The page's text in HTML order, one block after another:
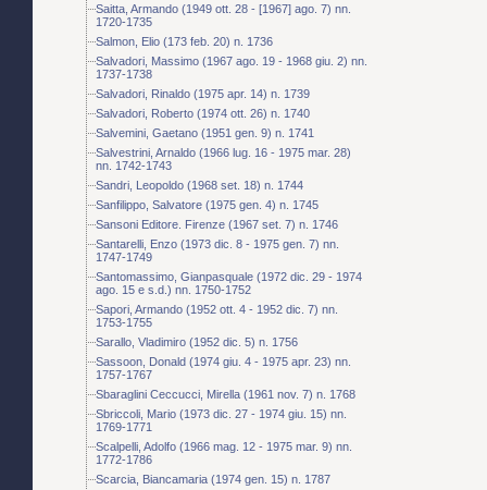
Saitta, Armando (1949 ott. 28 - [1967] ago. 7) nn.
1720-1735
Salmon, Elio (173 feb. 20) n. 1736
Salvadori, Massimo (1967 ago. 19 - 1968 giu. 2) nn.
1737-1738
Salvadori, Rinaldo (1975 apr. 14) n. 1739
Salvadori, Roberto (1974 ott. 26) n. 1740
Salvemini, Gaetano (1951 gen. 9) n. 1741
Salvestrini, Arnaldo (1966 lug. 16 - 1975 mar. 28)
nn. 1742-1743
Sandri, Leopoldo (1968 set. 18) n. 1744
Sanfilippo, Salvatore (1975 gen. 4) n. 1745
Sansoni Editore. Firenze (1967 set. 7) n. 1746
Santarelli, Enzo (1973 dic. 8 - 1975 gen. 7) nn.
1747-1749
Santomassimo, Gianpasquale (1972 dic. 29 - 1974
ago. 15 e s.d.) nn. 1750-1752
Sapori, Armando (1952 ott. 4 - 1952 dic. 7) nn.
1753-1755
Sarallo, Vladimiro (1952 dic. 5) n. 1756
Sassoon, Donald (1974 giu. 4 - 1975 apr. 23) nn.
1757-1767
Sbaraglini Ceccucci, Mirella (1961 nov. 7) n. 1768
Sbriccoli, Mario (1973 dic. 27 - 1974 giu. 15) nn.
1769-1771
Scalpelli, Adolfo (1966 mag. 12 - 1975 mar. 9) nn.
1772-1786
Scarcia, Biancamaria (1974 gen. 15) n. 1787